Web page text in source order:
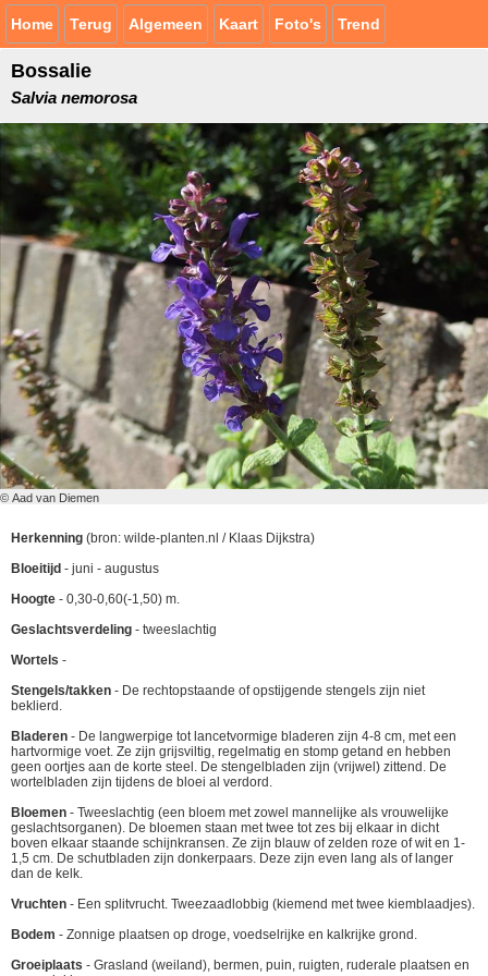
Home Terug Algemeen Kaart Foto's Trend
Bossalie
Salvia nemorosa
© Aad van Diemen
Herkenning (bron: wilde-planten.nl / Klaas Dijkstra)
Bloeitijd - juni - augustus
Hoogte - 0,30-0,60(-1,50) m.
Geslachtsverdeling - tweeslachtig
Wortels -
Stengels/takken - De rechtopstaande of opstijgende stengels zijn niet
beklierd.
Bladeren - De langwerpige tot lancetvormige bladeren zijn 4-8 cm, met een
hartvormige voet. Ze zijn grijsviltig, regelmatig en stomp getand en hebben
geen oortjes aan de korte steel. De stengelbladen zijn (vrijwel) zittend. De
wortelbladen zijn tijdens de bloei al verdord.
Bloemen - Tweeslachtig (een bloem met zowel mannelijke als vrouwelijke
geslachtsorganen). De bloemen staan met twee tot zes bij elkaar in dicht
boven elkaar staande schijnkransen. Ze zijn blauw of zelden roze of wit en 1-
1,5 cm. De schutbladen zijn donkerpaars. Deze zijn even lang als of langer
dan de kelk.
Vruchten - Een splitvrucht. Tweezaadlobbig (kiemend met twee kiemblaadjes).
Bodem - Zonnige plaatsen op droge, voedselrijke en kalkrijke grond.
Groeiplaats - Grasland (weiland), bermen, puin, ruigten, ruderale plaatsen en